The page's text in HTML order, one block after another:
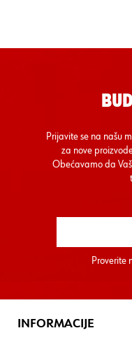
Prijavite se na našu
za nove
Obećavamo da
Proverite
INFORMACIJE